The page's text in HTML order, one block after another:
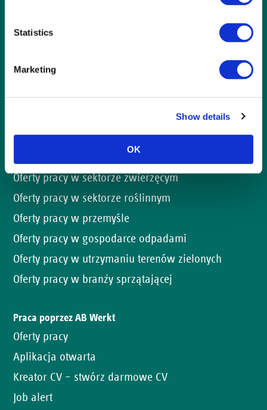
Statistics
Marketing
Show details
OK
088 - 99 11 500
6049 GZ Herten-Roermond
Postbus 1013
Oferty pracy w sektorze zwierzęcym
Oferty pracy w sektorze roślinnym
Oferty pracy w przemyśle
Oferty pracy w gospodarce odpadami
Oferty pracy w utrzymaniu terenów zielonych
Oferty pracy w branży sprzątającej
Praca poprzez AB Werkt
Oferty pracy
Aplikacja otwarta
Kreator CV – stwórz darmowe CV
Job alert